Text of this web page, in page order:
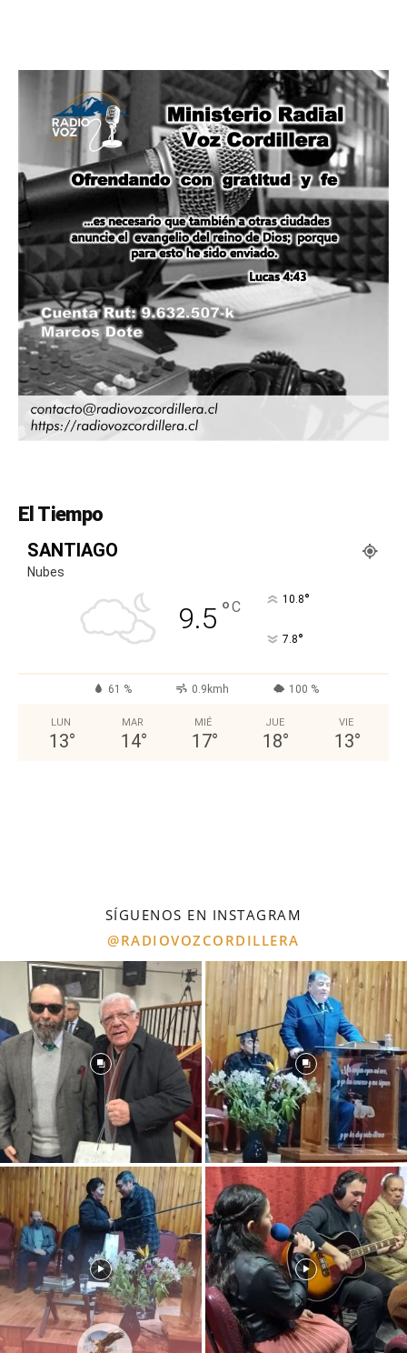
El Tiempo
SANTIAGO
Nubes
9.5 °C 10.8°
7.8°
61 % 0.9kmh 100 %
LUN
13°
MAR
14°
MIÉ
17°
JUE
18°
VIE
13°
SÍGUENOS EN INSTAGRAM
@RADIOVOZCORDILLERA